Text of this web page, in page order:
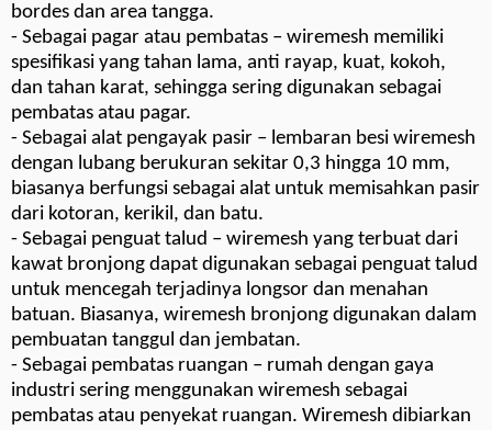
bordes dan area tangga.
- Sebagai pagar atau pembatas – wiremesh memiliki
spesifikasi yang tahan lama, anti rayap, kuat, kokoh,
dan tahan karat, sehingga sering digunakan sebagai
pembatas atau pagar.
- Sebagai alat pengayak pasir – lembaran besi wiremesh
dengan lubang berukuran sekitar 0,3 hingga 10 mm,
biasanya berfungsi sebagai alat untuk memisahkan pasir
dari kotoran, kerikil, dan batu.
- Sebagai penguat talud – wiremesh yang terbuat dari
kawat bronjong dapat digunakan sebagai penguat talud
untuk mencegah terjadinya longsor dan menahan
batuan. Biasanya, wiremesh bronjong digunakan dalam
pembuatan tanggul dan jembatan.
- Sebagai pembatas ruangan – rumah dengan gaya
industri sering menggunakan wiremesh sebagai
pembatas atau penyekat ruangan. Wiremesh dibiarkan